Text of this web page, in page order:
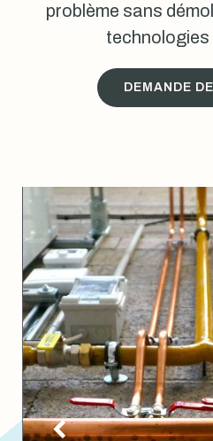
problème sans
technologies
DEMANDE